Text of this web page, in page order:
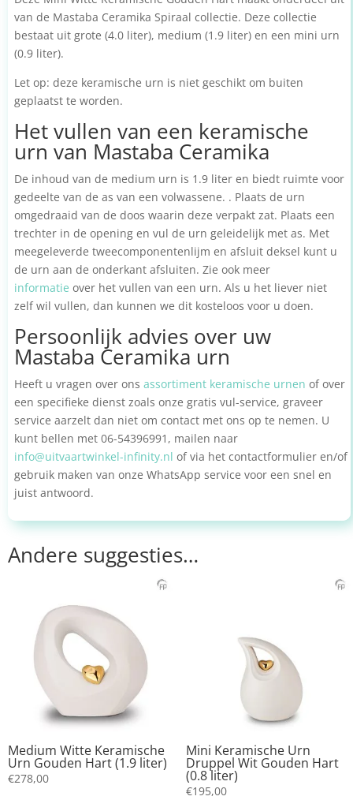
van de Mastaba Ceramika Spiraal collectie. Deze collectie
bestaat uit grote (4.0 liter), medium (1.9 liter) en een mini urn
(0.9 liter).
Let op: deze keramische urn is niet geschikt om buiten
geplaatst te worden.
Het vullen van een keramische
urn van Mastaba Ceramika
De inhoud van de medium urn is 1.9 liter en biedt ruimte voor
gedeelte van de as van een volwassene. . Plaats de urn
omgedraaid van de doos waarin deze verpakt zat. Plaats een
trechter in de opening en vul de urn geleidelijk met as. Met
meegeleverde tweecomponentenlijm en afsluit deksel kunt u
de urn aan de onderkant afsluiten. Zie ook meer
informatie over het vullen van een urn. Als u het liever niet
zelf wil vullen, dan kunnen we dit kosteloos voor u doen.
Persoonlijk advies over uw
Mastaba Ceramika urn
Heeft u vragen over ons assortiment keramische urnen of over
een specifieke dienst zoals onze gratis vul-service, graveer
service aarzelt dan niet om contact met ons op te nemen. U
kunt bellen met 06-54396991, mailen naar
info@uitvaartwinkel-infinity.nl of via het contactformulier en/of
gebruik maken van onze WhatsApp service voor een snel en
juist antwoord.
Andere suggesties…
Medium Witte Keramische
Urn Gouden Hart (1.9 liter)
€278,00
Mini Keramische Urn
Druppel Wit Gouden Hart
(0.8 liter)
€195,00